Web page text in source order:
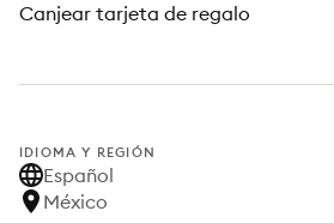
Canjear tarjeta de regalo
IDIOMA Y REGIÓN
Español
México